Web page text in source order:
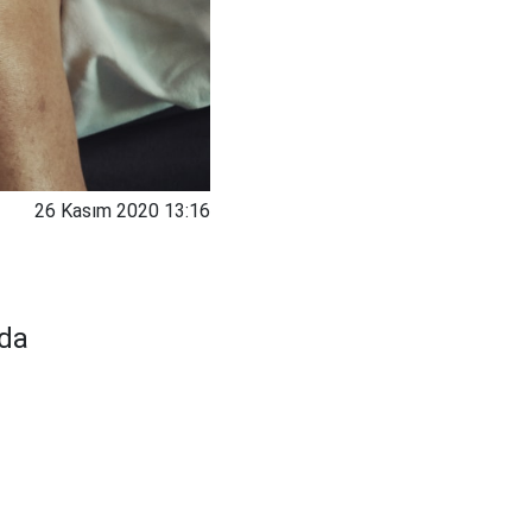
26 Kasım 2020 13:16